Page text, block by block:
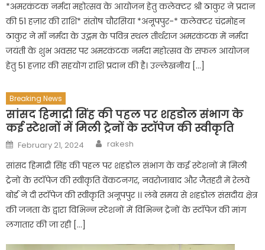
*अमरकंटक नर्मदा महोत्सव के आयोजन हेतु कलेक्टर श्री ठाकुर ने प्रदान
की 51 हज़ार की राशि* संतोष चौरसिया *अनूपपुर-* कलेक्टर चंद्रमोहन
ठाकुर ने माँ नर्मदा के उद्गम के पवित्र स्थल तीर्थराज अमरकंटक में नर्मदा
जयंती के शुभ अवसर पर अमरकंटक नर्मदा महोत्सव के सफल आयोजन
हेतु 51 हज़ार की सहयोग राशि प्रदान की है। उल्लेखनीय […]
Breaking News
सांसद हिमाद्री सिंह की पहल पर शहडोल संभाग के
कई स्टेशनों में मिली ट्रेनों के स्टॉपेज की स्वीकृति
Posted
on
February 21, 2024 Author
rakesh
सांसद हिमाद्री सिंह की पहल पर शहडोल संभाग के कई स्टेशनों में मिली
ट्रेनों के स्टॉपेज की स्वीकृति वेंकटनगर, नवरोजाबाद और जैतहरी में रेलवे
बोर्ड ने दी स्टॉपेज की स्वीकृति अनूपपुर ।। लंबे समय से शहडोल संसदीय क्षेत्र
की जनता के द्वारा विभिन्न स्टेशनों में विभिन्न ट्रेनों के स्टॉपेज की मांग
लगातार की जा रही […]